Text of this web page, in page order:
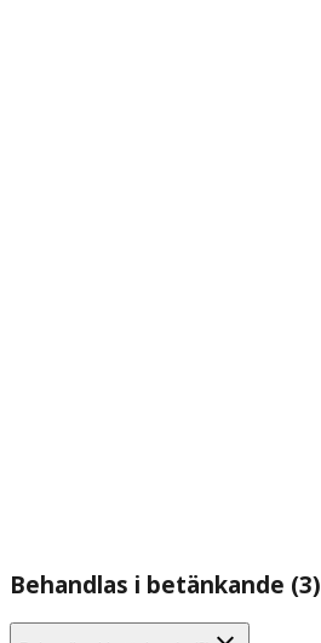
Behandlas i betänkande (3)